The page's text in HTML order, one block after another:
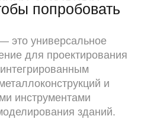
попробовать
это универсальное
для проектирования
и
инструментами
зданий.